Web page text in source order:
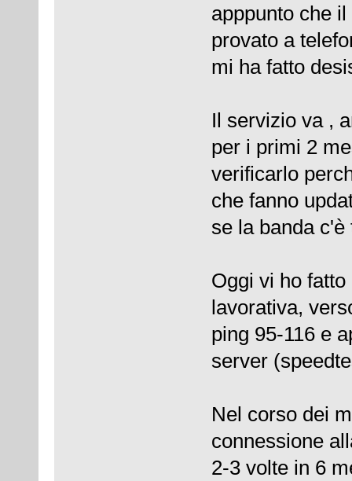
apppunto che
provato a
mi ha fatto
Il servizio va ,
per i primi 2
verificarlo
che fanno
se la banda c'è
Oggi vi ho
lavorativa,
ping 95-116 e
server
Nel corso dei
connessione
2-3 volte in 6